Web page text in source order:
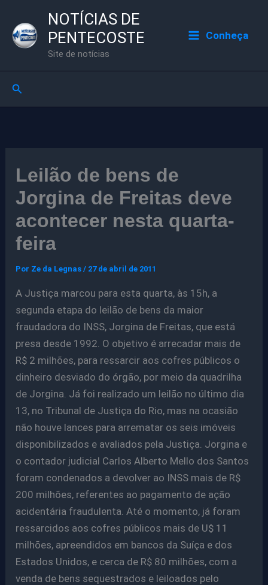
para
NOTÍCIAS DE
PENTECOSTE
Site de notícias
Conheça
Pesquisar
Leilão de bens de
Jorgina de Freitas deve
acontecer nesta quarta-
feira
Por Ze da Legnas/ 27 de abril de 2011
A Justiça marcou para esta quarta, às 15h, a
segunda etapa do leilão de bens da maior
fraudadora do INSS, Jorgina de Freitas, que está
presa desde 1992. O objetivo é arrecadar mais de
R$ 2 milhões, para ressarcir aos cofres públicos o
dinheiro desviado do órgão, por meio da quadrilha
de Jorgina. Já foi realizado um leilão no último dia
13, no Tribunal de Justiça do Rio, mas na ocasião
não houve lances para arrematar os seis imóveis
disponibilizados e avaliados pela Justiça. Jorgina e
o contador judicial Carlos Alberto Mello dos Santos
foram condenados a devolver ao INSS mais de R$
200 milhões, referentes ao pagamento de ação
acidentária fraudulenta. Até o momento, já foram
ressarcidos aos cofres públicos mais de U$ 11
milhões, apreendidos em bancos da Suíça e dos
Estados Unidos, e cerca de R$ 80 milhões, com a
venda de bens sequestrados e leiloados pelo